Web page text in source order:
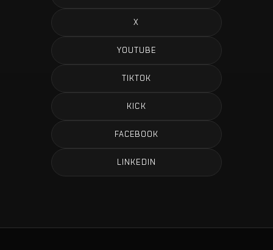
X
YOUTUBE
TIKTOK
KICK
FACEBOOK
LINKEDIN